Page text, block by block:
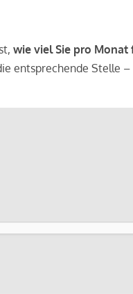
wie viel Sie pro
entsprechende Stelle –